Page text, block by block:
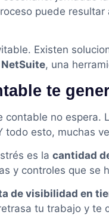
puede
Existen
, una
te
contable no
todo esto, muchas
es la cantidad
y controles que se
de visibilidad en
tu trabajo y te